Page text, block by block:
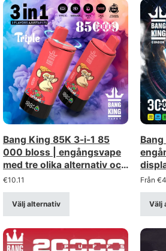
Bang King 85K 3-i-1 85
000 bloss | engångsvape
med tre olika alternativ och
lång livslängd –
grossistförsäljning
€10.11
Välj alternativ
Från €
Välj